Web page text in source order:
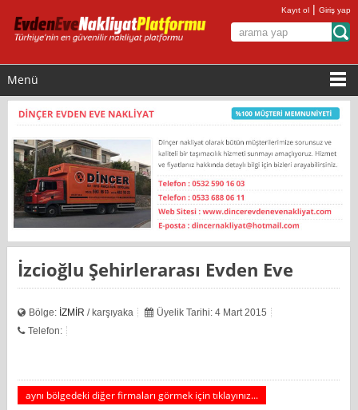
Kayıt ol |Giriş yap
Menü
İzcioğlu Şehirlerarası Evden Eve
Bölge: İZMİR / karşıyaka
Üyelik Tarihi: 4 Mart 2015
Telefon:
aynı bölgedeki diğer firmaları görmek için tıklayınız...